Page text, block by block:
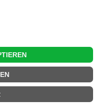
den technischen Betrieb
oder die Interaktion mit
vereinfachen
gesetzt.